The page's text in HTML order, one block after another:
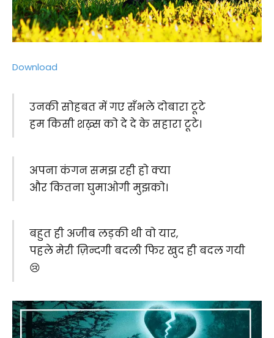
Download
उनकी सोहबत में गए सँभले दोबारा टूटे
हम किसी शख़्स को दे दे के सहारा टूटे।
अपना कंगन समझ रही हो क्या
और कितना घुमाओगी मुझको।
बहुत ही अजीब लड़की थी वो यार,
पहले मेरी ज़िन्दगी बदली फिर खुद ही बदल गयी
😢